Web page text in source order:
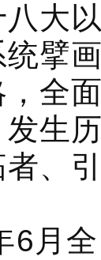
以
擘
全
发生
、
全